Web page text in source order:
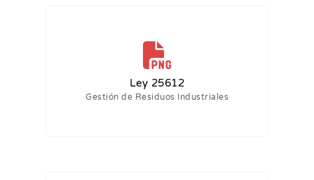
Ley 25612
Gestión de Residuos Industriales